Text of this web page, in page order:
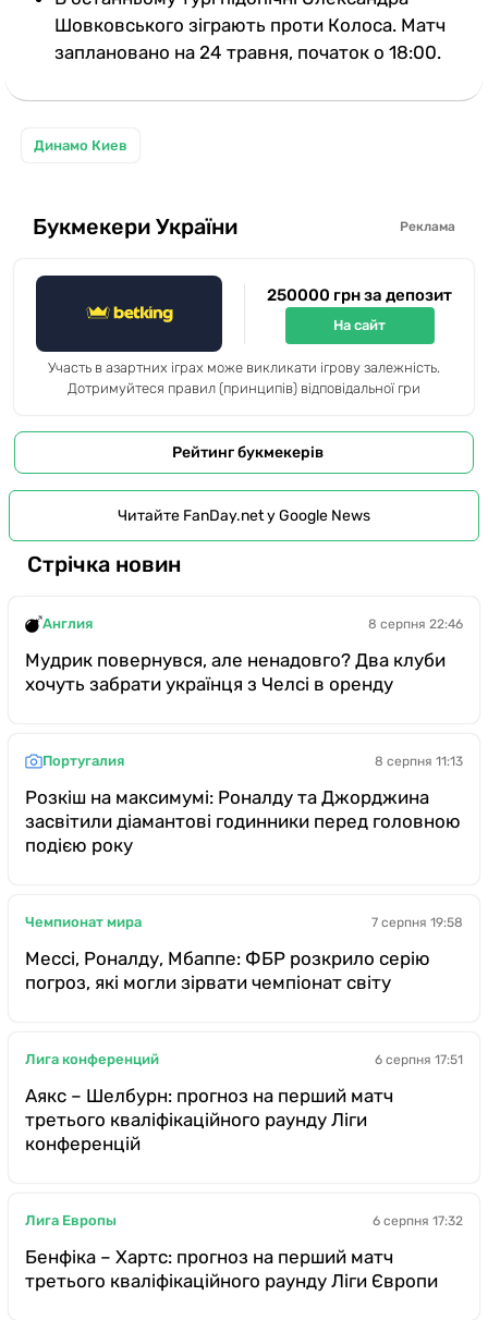
Шовковського зіграють проти Колоса. Матч
заплановано на 24 травня, початок о 18:00.
Динамо Киев
Букмекери України Реклама
250000 грн за депозит
На сайт
Участь в азартних іграх може викликати ігрову залежність.
Дотримуйтеся правил (принципів) відповідальної гри
Рейтинг букмекерів
Читайте FanDay.net у Google News
Стрічка новин
Англия 8 серпня 22:46
Мудрик повернувся, але ненадовго? Два клуби
хочуть забрати українця з Челсі в оренду
Португалия 8 серпня 11:13
Розкіш на максимумі: Роналду та Джорджина
засвітили діамантові годинники перед головною
подією року
Чемпионат мира 7 серпня 19:58
Мессі, Роналду, Мбаппе: ФБР розкрило серію
погроз, які могли зірвати чемпіонат світу
Лига конференций 6 серпня 17:51
Аякс – Шелбурн: прогноз на перший матч
третього кваліфікаційного раунду Ліги
конференцій
Лига Европы 6 серпня 17:32
Бенфіка – Хартс: прогноз на перший матч
третього кваліфікаційного раунду Ліги Європи